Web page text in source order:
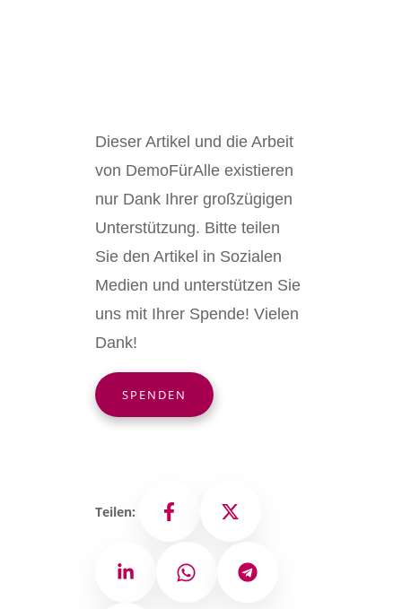
Dieser Artikel und die Arbeit
von DemoFürAlle existieren
nur Dank Ihrer großzügigen
Unterstützung. Bitte teilen
Sie den Artikel in Sozialen
Medien und unterstützen Sie
uns mit Ihrer Spende! Vielen
Dank!
SPENDEN
Teilen: Facebook X
LinkedIn WhatsAppTelegram